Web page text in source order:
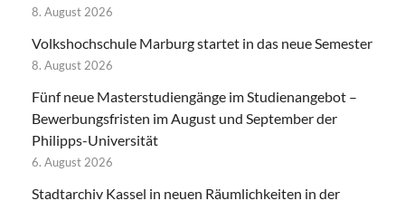
8. August 2026
Volkshochschule Marburg startet in das neue Semester
8. August 2026
Fünf neue Masterstudiengänge im Studienangebot –
Bewerbungsfristen im August und September der
Philipps-Universität
6. August 2026
Stadtarchiv Kassel in neuen Räumlichkeiten in der